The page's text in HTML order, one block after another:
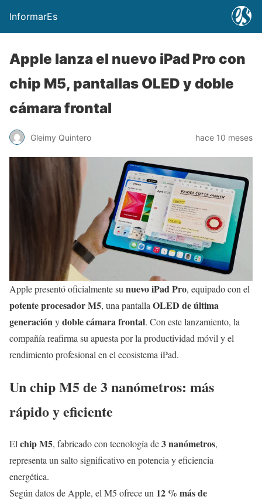
InformarEs
Apple lanza el nuevo iPad Pro con
chip M5, pantallas OLED y doble
cámara frontal
Gleimy Quintero hace 10 meses
Apple presentó oficialmente su nuevo iPad Pro, equipado con el
potente procesador M5, una pantalla OLED de última
generaciónydoble cámara frontal. Con este lanzamiento, la
compañía reafirma su apuesta por la productividad móvil y el
rendimiento profesional en el ecosistema iPad.
Un chip M5 de 3 nanómetros: más
rápido y eficiente
El chip M5, fabricado con tecnología de3 nanómetros,
representa un salto significativo en potencia y eficiencia
energética.
Según datos de Apple, el M5 ofrece un 12 % más de